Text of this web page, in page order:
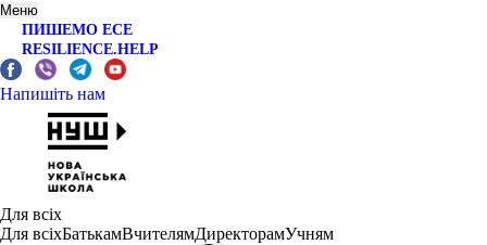
Меню
ПИШЕМО ЕСЕ
RESILIENCE.HELP
Напишіть нам
Для всіх
Для всіхБатькамВчителямДиректорамУчням